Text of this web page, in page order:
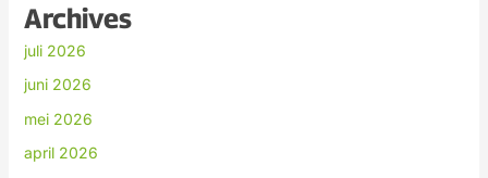
Archives
juli 2026
juni 2026
mei 2026
april 2026